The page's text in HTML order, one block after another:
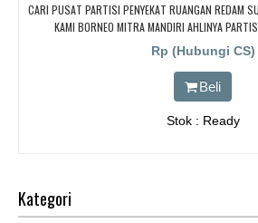
CARI PUSAT PARTISI PENYEKAT RUANGAN REDAM
KAMI BORNEO MITRA MANDIRI AHLINYA
Rp (Hubungi CS)
Beli
Stok : Ready
Kategori